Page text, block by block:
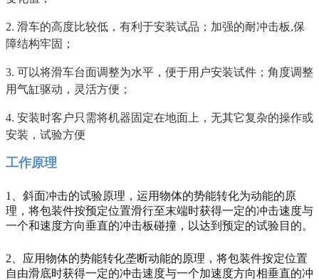
2. 滑车的高度比较低，有利于安装试品；加强的耐冲击板,保
障结构牢固；
3. 可以将滑车台面调整为水平，便于用户安装试件；角度调整
用气缸驱动，灵活方便；
4. 安装时客户只需将机器固定在地面上，无其它复杂的操作或
安装，试验方便
工作原理
1、斜面冲击的试验原理，运用物体的势能转化为动能的原
理，将包装件按预定位置滑行至末端时获得一定的冲击速度与
一个和速度方向垂直的冲击板碰撞，以达到预定的试验目的。
2、应用物体的势能转化垄断动能的原理，将包装件按定位置
自由滑底时获得一定的冲击速度与一个加速度方向相垂直的冲